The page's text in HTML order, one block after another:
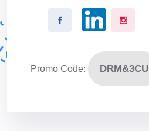
Promo Code: DRM&3CU